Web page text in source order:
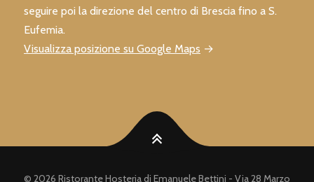
seguire poi la direzione del centro di Brescia fino a S.
Eufemia.
Visualizza posizione su Google Maps →
© 2026 Ristorante Hosteria di Emanuele Bettini - Via 28 Marzo